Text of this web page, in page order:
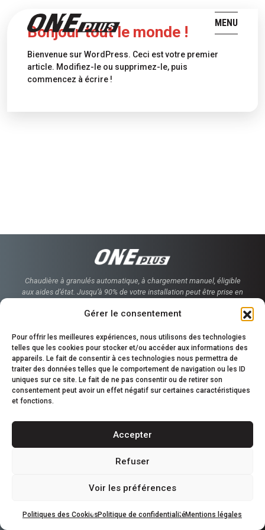
Gérer le consentement
Pour offrir les meilleures expériences, nous utilisons des technologies
telles que les cookies pour stocker et/ou accéder aux informations des
appareils. Le fait de consentir à ces technologies nous permettra de
traiter des données telles que le comportement de navigation ou les ID
uniques sur ce site. Le fait de ne pas consentir ou de retirer son
consentement peut avoir un effet négatif sur certaines caractéristiques
et fonctions.
Accepter
Refuser
Voir les préférences
Politiques des CookiesPolitique de confidentialitéMentions légales
MENU
Bonjour tout le monde !
Bienvenue sur WordPress. Ceci est votre premier
article. Modifiez-le ou supprimez-le, puis
commencez à écrire !
Chaudière à granulés automatique, à chargement manuel, éligible
aux aides d’état. Jusqu’à 90% de votre installation peut être prise en
Chaudière One Plus
Aides financières
Contact
Conditions de garantie